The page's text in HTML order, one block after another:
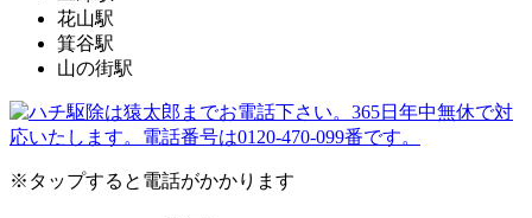
花山駅
箕谷駅
山の街駅
※タップすると電話がかかります